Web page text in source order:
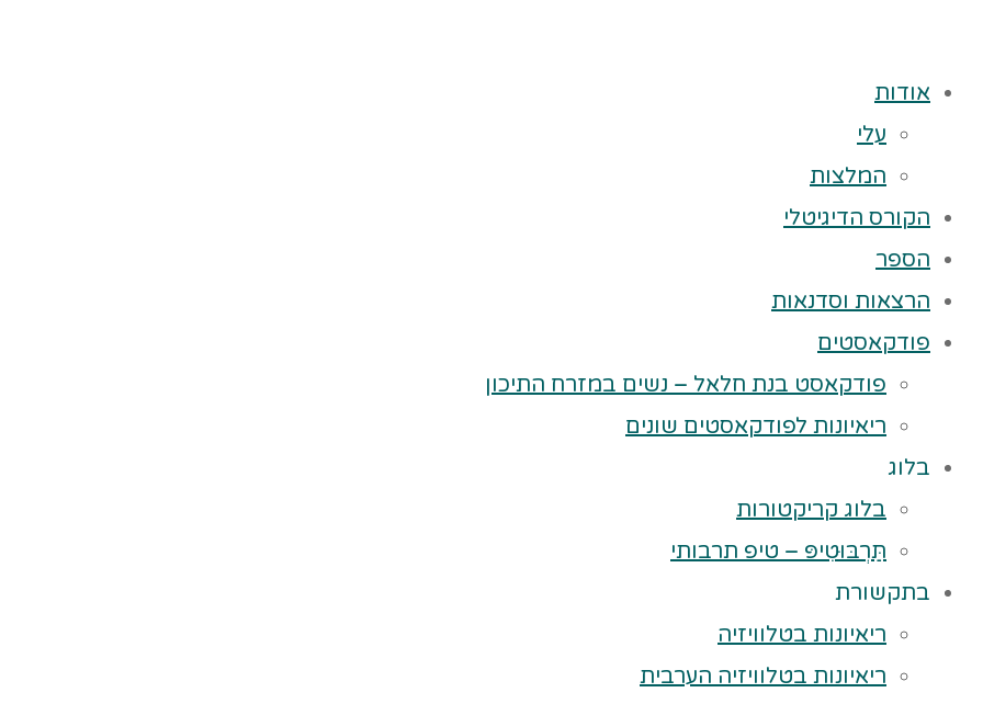
אודות
עלי
המלצות
הקורס הדיגיטלי
הספר
הרצאות וסדנאות
פודקאסטים
פודקאסט בנת חלאל – נשים במזרח התיכון
ריאיונות לפודקאסטים שונים
בלוג
בלוג קריקטורות
תַּרְבּוּטִיפּ – טיפ תרבותי
בתקשורת
ריאיונות בטלוויזיה
ריאיונות בטלוויזיה הערבית